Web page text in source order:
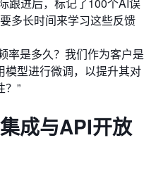
多长时间来学习这些反馈
率是多久？我们作为客户是
型进行微调，以提升其对
？”
成与API开放